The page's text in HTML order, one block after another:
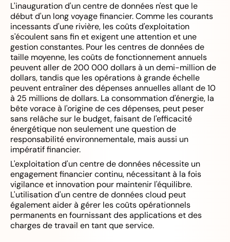
L'inauguration d'un centre de données n'est que le
début d'un long voyage financier. Comme les courants
incessants d'une rivière, les coûts d'exploitation
s'écoulent sans fin et exigent une attention et une
gestion constantes. Pour les centres de données de
taille moyenne, les coûts de fonctionnement annuels
peuvent aller de 200 000 dollars à un demi-million de
dollars, tandis que les opérations à grande échelle
peuvent entraîner des dépenses annuelles allant de 10
à 25 millions de dollars. La consommation d'énergie, la
bête vorace à l'origine de ces dépenses, peut peser
sans relâche sur le budget, faisant de l'efficacité
énergétique non seulement une question de
responsabilité environnementale, mais aussi un
impératif financier.
L'exploitation d'un centre de données nécessite un
engagement financier continu, nécessitant à la fois
vigilance et innovation pour maintenir l'équilibre.
L'utilisation d'un centre de données cloud peut
également aider à gérer les coûts opérationnels
permanents en fournissant des applications et des
charges de travail en tant que service.